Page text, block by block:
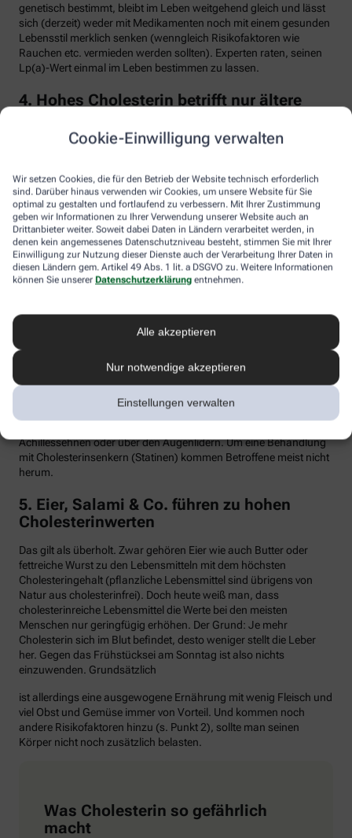
Cookie-Einwilligung verwalten
Wir setzen Cookies, die für den Betrieb der Website technisch erforderlich
sind. Darüber hinaus verwenden wir Cookies, um unsere Website für Sie
optimal zu gestalten und fortlaufend zu verbessern. Mit Ihrer Zustimmung
geben wir Informationen zu Ihrer Verwendung unserer Website auch an
Drittanbieter weiter. Soweit dabei Daten in Ländern verarbeitet werden, in
denen kein angemessenes Datenschutzniveau besteht, stimmen Sie mit Ihrer
Einwilligung zur Nutzung dieser Dienste auch der Verarbeitung Ihrer Daten in
diesen Ländern gem. Artikel 49 Abs. 1 lit. a DSGVO zu. Weitere Informationen
können Sie unserer Datenschutzerklärung entnehmen.
Alle akzeptieren
Nur notwendige akzeptieren
Einstellungen verwalten
genetisch bestimmt, bleibt im Leben weitgehend gleich und lässt
sich (derzeit) weder mit Medikamenten noch mit einem gesunden
Lebensstil merklich senken (wenngleich Risikofaktoren wie
Rauchen etc. vermieden werden sollten). Experten raten, seinen
Lp(a)-Wert einmal im Leben bestimmen zu lassen.
4. Hohes Cholesterin betrifft nur ältere
Falsch. Zwar steigt das Risiko für erhöhte Cholesterinwerte mit
Hypercholesterinämie (FH) haben jedoch schon von Geburt an
erhöhte Blutfettwerte. Bei der erblich bedingten
Stoffwechselerkrankung sammelt sich durch einen Gendefekt
sehr viel LDL-Cholesterin im Blut an (über 190 bis 500 mg/dl) und
lagert sich an den Wänden der Arterien und Venen ab. Betroffene
entwickeln oft schon im jungen Erwachsenenalter eine
Arteriosklerose.
bis zur Menopause durch Hormone besser geschützt, bei ihnen
sind es rund 30 Prozent bis zum Alter von 60 Jahren. Die familiäre
Hypercholesterinämie kommt bei etwa einer von 300 Personen
vor. Sind in der Familie Fälle von frühen Herzinfarkten, Stents oder
Bypass-Operationen bekannt, sollte man sein Cholesterin
dringend überprüfen lassen. Anzeichen können auch gelbliche
Achillessehnen oder über den Augenlidern. Um eine Behandlung
mit Cholesterinsenkern (Statinen) kommen Betroffene meist nicht
herum.
5. Eier, Salami & Co. führen zu hohen
Cholesterinwerten
Das gilt als überholt. Zwar gehören Eier wie auch Butter oder
fettreiche Wurst zu den Lebensmitteln mit dem höchsten
Cholesteringehalt (pflanzliche Lebensmittel sind übrigens von
Natur aus cholesterinfrei). Doch heute weiß man, dass
cholesterinreiche Lebensmittel die Werte bei den meisten
Menschen nur geringfügig erhöhen. Der Grund: Je mehr
Cholesterin sich im Blut befindet, desto weniger stellt die Leber
her. Gegen das Frühstücksei am Sonntag ist also nichts
einzuwenden. Grundsätzlich
ist allerdings eine ausgewogene Ernährung mit wenig Fleisch und
viel Obst und Gemüse immer von Vorteil. Und kommen noch
andere Risikofaktoren hinzu (s. Punkt 2), sollte man seinen
Körper nicht noch zusätzlich belasten.
Was Cholesterin so gefährlich
macht